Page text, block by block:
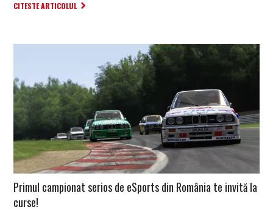
CITESTE ARTICOLUL
Primul campionat serios de eSports din România te invită la
curse!